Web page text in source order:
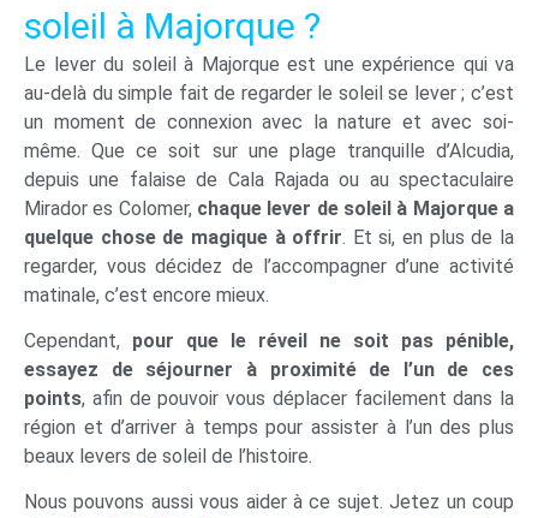
soleil à Majorque ?
Le lever du soleil à Majorque est une expérience qui va
au-delà du simple fait de regarder le soleil se lever ; c’est
un moment de connexion avec la nature et avec soi-
même. Que ce soit sur une plage tranquille d’Alcudia,
depuis une falaise de Cala Rajada ou au spectaculaire
Mirador es Colomer, chaque lever de soleil à Majorque a
quelque chose de magique à offrir. Et si, en plus de la
regarder, vous décidez de l’accompagner d’une activité
matinale, c’est encore mieux.
Cependant, pour que le réveil ne soit pas pénible,
essayez de séjourner à proximité de l’un de ces
points, afin de pouvoir vous déplacer facilement dans la
région et d’arriver à temps pour assister à l’un des plus
beaux levers de soleil de l’histoire.
Nous pouvons aussi vous aider à ce sujet. Jetez un coup